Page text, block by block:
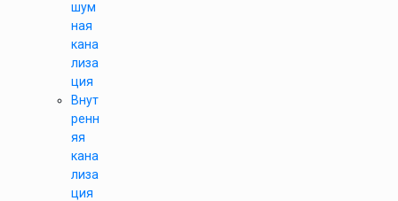
шум
ная
кана
лиза
ция
Внут
ренн
яя
кана
лиза
ция